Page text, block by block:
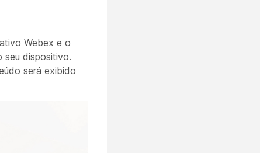
Webex e o
seu dispositivo.
será exibido